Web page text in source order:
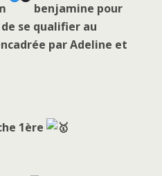
benjamine pour
se qualifier au
par Adeline et
1ère